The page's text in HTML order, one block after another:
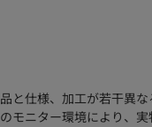
仕様、加工が若干異な
モニター環境により、